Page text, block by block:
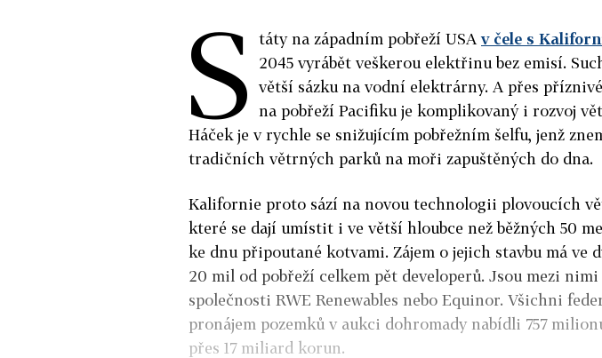
S táty na západním pobřeží USAv čele s
2045 vyrábět veškerou elektřinu bez emisí.
větší sázku na vodní elektrárny. A přes
na pobřeží Pacifiku je komplikovaný i rozvoj
Háček je v rychle se snižujícím pobřežním šelfu, jenž
tradičních větrných parků na moři zapuštěných do dna.
Kalifornie proto sází na novou technologii plovoucích
které se dají umístit i ve větší hloubce než běžných 50
ke dnu připoutané kotvami. Zájem o jejich stavbu má ve
20 mil od pobřeží celkem pět developerů. Jsou mezi
společnosti RWE Renewables nebo Equinor. Všichni
pronájem pozemků v aukci dohromady nabídli 757
přes 17 miliard korun.